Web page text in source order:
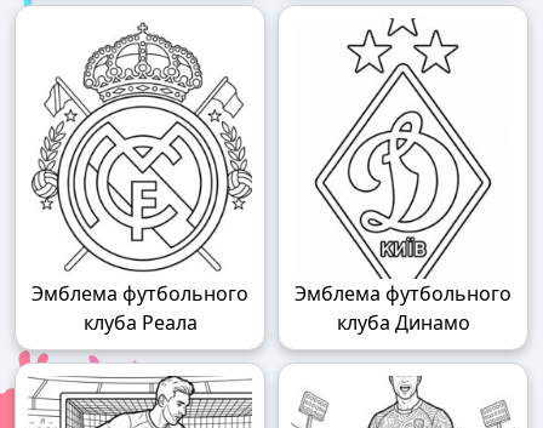
Эмблема футбольного
клуба Реала
Эмблема футбольного
клуба Динамо